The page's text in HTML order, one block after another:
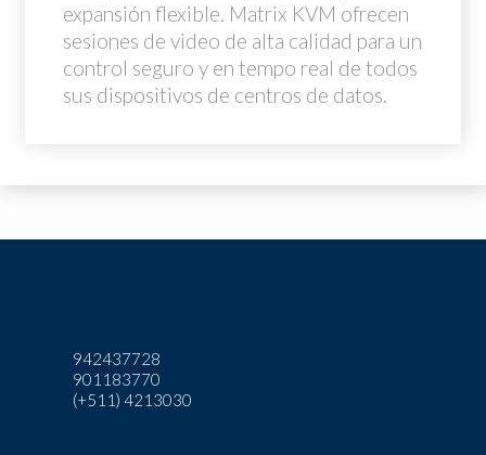
expansión flexible. Matrix KVM ofrecen
sesiones de video de alta calidad para un
control seguro y en tempo real de todos
sus dispositivos de centros de datos.
942437728
901183770
(+511) 4213030